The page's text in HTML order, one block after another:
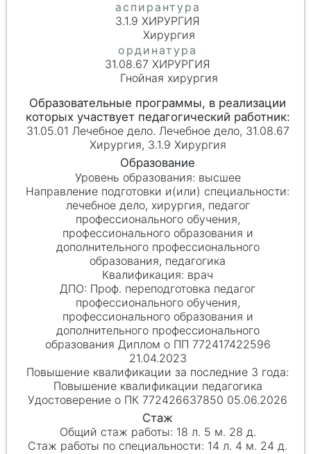
3.1.9 ХИРУРГИЯ
Хирургия
31.08.67 ХИРУРГИЯ
Гнойная хирургия
31.05.01 Лечебное дело. Лечебное дело, 31.08.67
Хирургия, 3.1.9 Хирургия
высшее
лечебное дело, хирургия, педагог
профессионального обучения,
профессионального образования и
дополнительного профессионального
образования, педагогика
врач
Проф. переподготовка педагог
профессионального обучения,
профессионального образования и
дополнительного профессионального
образования Диплом о ПП 772417422596
21.04.2023
Повышение квалификации педагогика
Удостоверение о ПК 772426637850 05.06.2026
18 л. 5 м. 28 д.
14 л. 4 м. 24 д.